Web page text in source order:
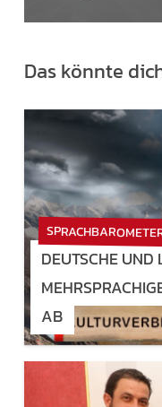
Das könnte
DEUTSCHE UND
AB